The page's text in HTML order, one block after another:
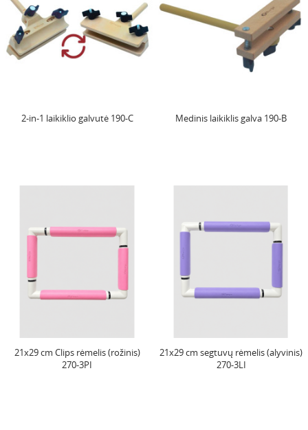
2-in-1 laikiklio galvutė 190-C Medinis laikiklis galva 190-B
21x29 cm Clips rėmelis (rožinis)
270-3PI
21x29 cm segtuvų rėmelis (alyvinis)
270-3LI